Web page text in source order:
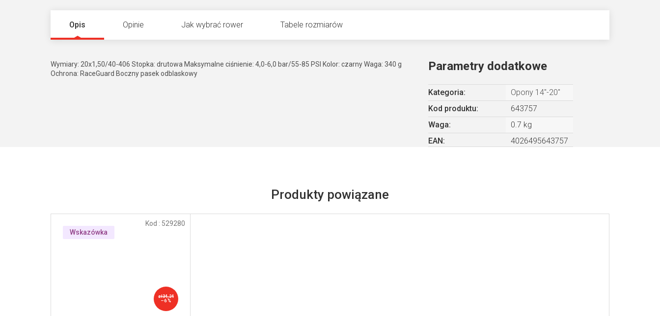
Produkty powiązane
Wskazówka
zł34,24
–6 %
Kod : 529280
Opis Opinie Jak wybrać rower Tabele rozmiarów
Wymiary: 20x1,50/40-406 Stopka: drutowa Maksymalne ciśnienie: 4,0-6,0 bar/55-85 PSI Kolor: czarny Waga: 340 g
Ochrona: RaceGuard Boczny pasek odblaskowy
Parametry dodatkowe
Kategoria:
Opony 14"-20"
Kod produktu:
643757
Waga:
0.7 kg
EAN: 4026495643757